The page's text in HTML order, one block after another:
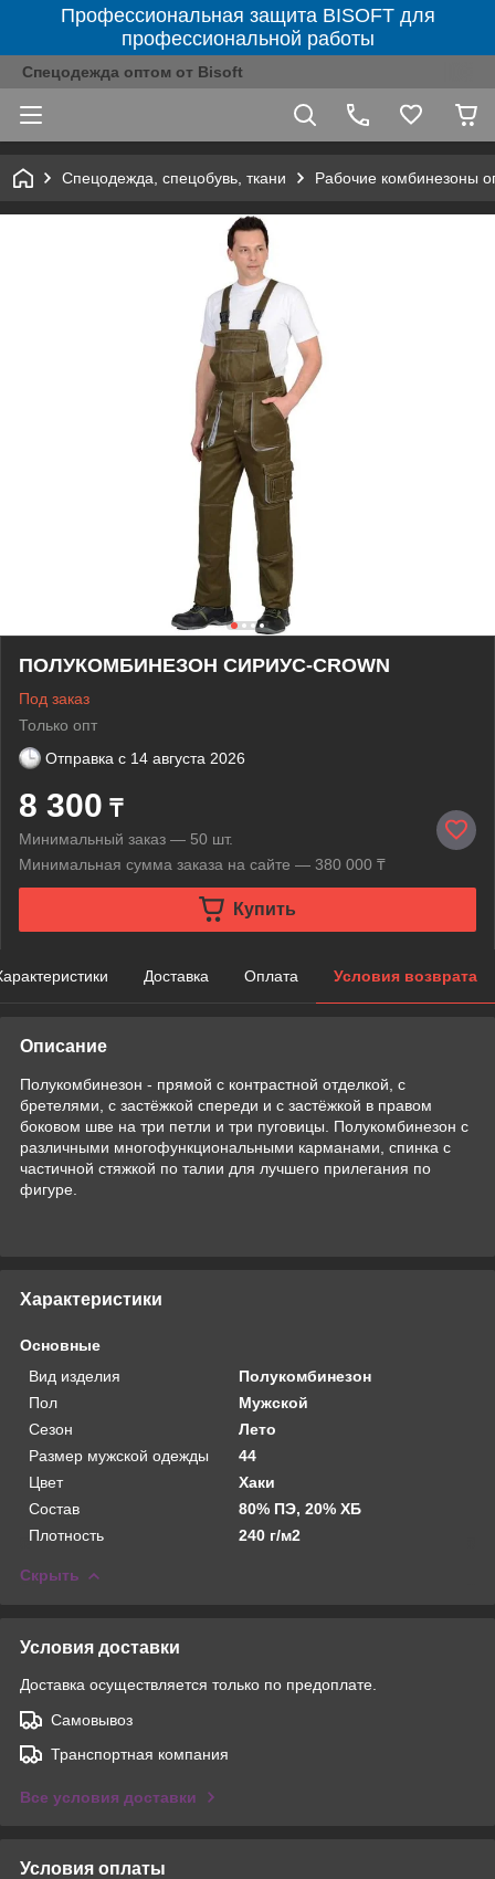
Профессиональная защита BISOFT для
профессиональной работы
Спецодежда оптом от Bisoft
Спецодежда, спецобувь, ткани Рабочие комбинезоны
ПОЛУКОМБИНЕЗОН СИРИУС-CROWN
Под заказ
Только опт
Отправка с 14 августа 2026
8 300 ₸
Минимальный заказ — 50 шт.
Минимальная сумма заказа на сайте — 380 000 ₸
Купить
Доставка Оплата Условия возврата
Описание
Полукомбинезон - прямой с контрастной отделкой, с
бретелями, с застёжкой спереди и с застёжкой в правом
боковом шве на три петли и три пуговицы. Полукомбинезон с
различными многофункциональными карманами, спинка с
частичной стяжкой по талии для лучшего прилегания по
фигуре.
Характеристики
Основные
Вид изделия
Полукомбинезон
Пол
Мужской
Сезон
Лето
Размер мужской одежды
44
Цвет
Хаки
Состав
80% ПЭ, 20% ХБ
Плотность
240 г/м2
Скрыть
Условия доставки
Доставка осуществляется только по предоплате.
Самовывоз
Транспортная компания
Все условия доставки
Условия оплаты